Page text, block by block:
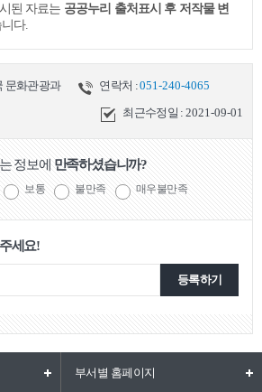
된 자료는 공공누리 출처표시 후 저작물 변
다.
문화관광과 연락처 :051-240-4065
최근수정일 : 2021-09-01
정보에 만족하셨습니까?
보통 불만족 매우불만족
세요!
등록하기
부서별 홈페이지